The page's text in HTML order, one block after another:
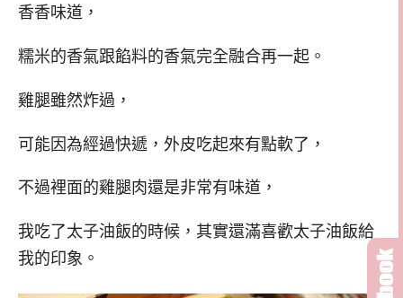
香香味道，
糯米的香氣跟餡料的香氣完全融合再一起。
雞腿雖然炸過，
可能因為經過快遞，外皮吃起來有點軟了，
不過裡面的雞腿肉還是非常有味道，
我吃了太子油飯的時候，其實還滿喜歡太子油飯給
我的印象。